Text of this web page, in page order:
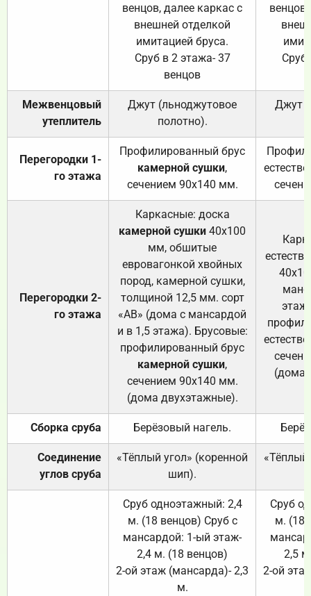
венцов, далее каркас с
внешней отделкой
имитацией бруса.
Сруб в 2 этажа- 37
венцов
Сруб
Межвенцовый
утеплитель
Джут (льноджутовое
полотно).
Джут
Перегородки 1-
го этажа
Профилированный брус
камерной сушки,
сечением 90х140 мм.
Перегородки 2-
го этажа
Каркасные: доска
камерной сушки 40х100
мм, обшитые
евровагонкой хвойных
пород, камерной сушки,
толщиной 12,5 мм. сорт
«АВ» (дома с мансардой
и в 1,5 этажа). Брусовые:
профилированный брус
камерной сушки,
сечением 90х140 мм.
(дома двухэтажные).
(дома
Сборка сруба Берёзовый нагель.
Соединение
углов сруба
«Тёплый угол» (коренной
шип).
«Тёплый
Сруб одноэтажный: 2,4
м. (18 венцов) Сруб с
мансардой: 1-ый этаж-
2,4 м. (18 венцов)
2-ой этаж (мансарда)- 2,3
м.
Сруб
м. (18
2,5
2-ой